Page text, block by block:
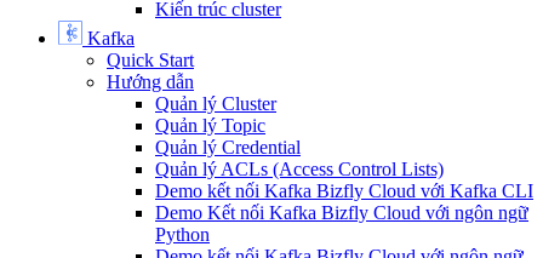
Kiến trúc cluster
Kafka
Quick Start
Hướng dẫn
Quản lý Cluster
Quản lý Topic
Quản lý Credential
Quản lý ACLs (Access Control Lists)
Demo kết nối Kafka Bizfly Cloud với Kafka CLI
Demo Kết nối Kafka Bizfly Cloud với ngôn ngữ
Python